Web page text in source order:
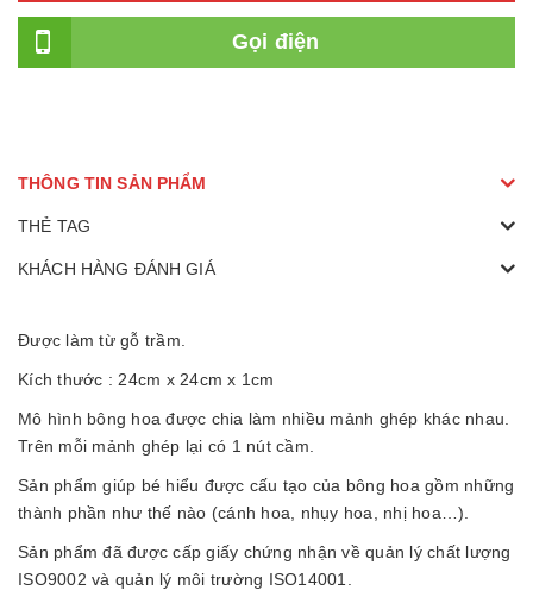
Gọi điện
THÔNG TIN SẢN PHẨM
THẺ TAG
KHÁCH HÀNG ĐÁNH GIÁ
Được làm từ gỗ trầm.
Kích thước : 24cm x 24cm x 1cm
Mô hình bông hoa được chia làm nhiều mảnh ghép khác nhau.
Trên mỗi mảnh ghép lại có 1 nút cầm.
Sản phẩm giúp bé hiểu được cấu tạo của bông hoa gồm những
thành phần như thế nào (cánh hoa, nhụy hoa, nhị hoa…).
Sản phẩm đã được cấp giấy chứng nhận về quản lý chất lượng
ISO9002 và quản lý môi trường ISO14001.